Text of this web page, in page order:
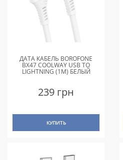
ДАТА КАБЕЛЬ BOROFONE
BX47 COOLWAY USB TO
LIGHTNING (1M) БЕЛЫЙ
239 грн
КУПИТЬ